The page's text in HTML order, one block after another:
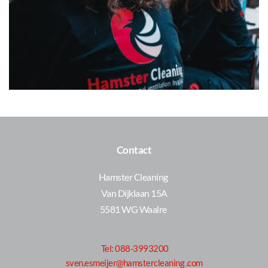
Contact
Hamster Cleaning
Van Dijklaan 15A
5581 WG Waalre
Tel: 088-3993200
sven.esmeijer@hamstercleaning .com